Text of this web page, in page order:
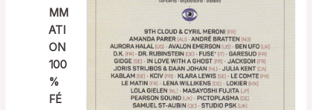
MM
ATI
ON
100
%
FÉ